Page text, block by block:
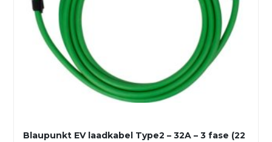
Blaupunkt EV laadkabel Type2 – 32A – 3 fase (22